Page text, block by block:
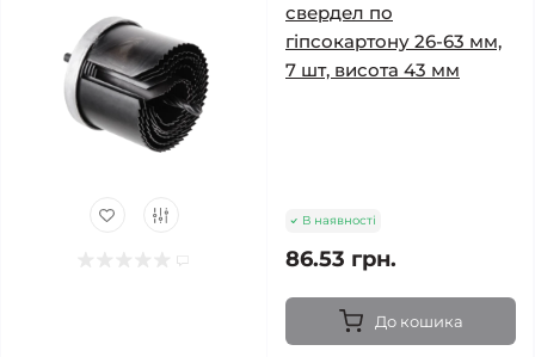
свердел по
гіпсокартону 26-63 мм,
7 шт, висота 43 мм
В наявності
86.53 грн.
До кошика